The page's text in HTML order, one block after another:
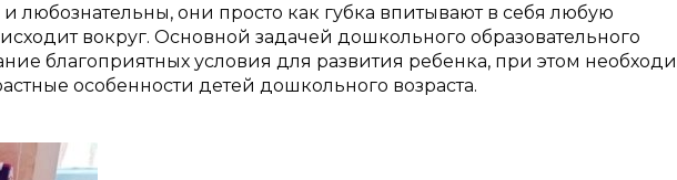
любознательны, они просто как губка впитывают в себя любую
вокруг. Основной задачей дошкольного образовательного
благоприятных условия для развития ребенка, при этом
особенности детей дошкольного возраста.